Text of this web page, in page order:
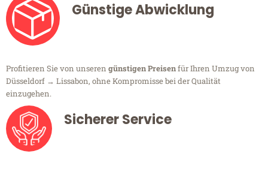
Günstige Abwicklung
Profitieren Sie von unseren günstigen Preisenfür Ihren Umzug von
Düsseldorf → Lissabon, ohne Kompromisse bei der Qualität
einzugehen.
Sicherer Service